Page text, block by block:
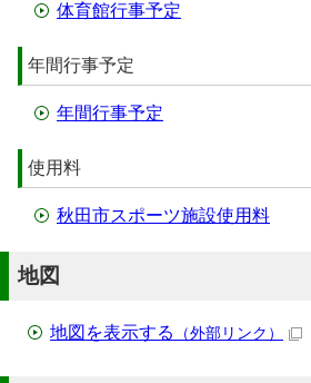
体育館行事予定
年間行事予定
年間行事予定
使用料
秋田市スポーツ施設使用料
地図
地図を表示する （外部リンク）